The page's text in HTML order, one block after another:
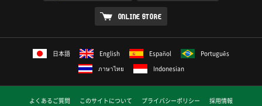
ONLINE STORE
日本語 English Español
Português
ภาษาไทย
Indonesian
よくあるご質問 このサイトについて プライバシーポリシー 採用情報